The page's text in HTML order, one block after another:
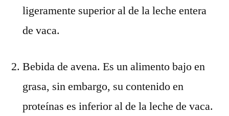
ligeramente superior al de la leche entera
de vaca.
Bebida de avena. Es un alimento bajo en
grasa, sin embargo, su contenido en
proteínas es inferior al de la leche de vaca.